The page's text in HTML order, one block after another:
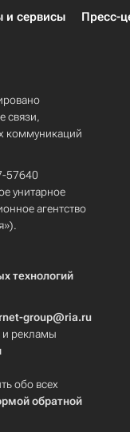
и сервисы Пресс-
связи,
коммуникаций
57640
унитарное
агентство
технологий
group@ria.ru
и рекламы
обо всех
обратной